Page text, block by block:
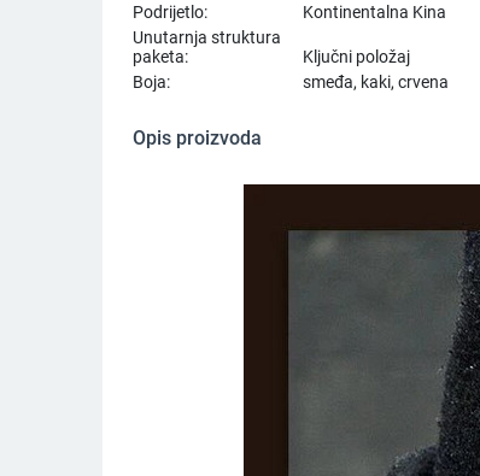
Podrijetlo:
Kontinentalna Kina
Unutarnja struktura
paketa:
Ključni položaj
Boja:
smeđa, kaki, crvena
Opis proizvoda